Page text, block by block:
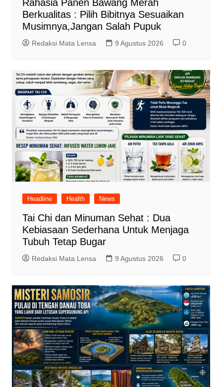
Rahasia Panen Bawang Merah
Berkualitas : Pilih Bibitnya Sesuaikan
Musimnya,Jangan Salah Pupuk
Redaksi Mata Lensa 9 Agustus 2026 0
Headline Health News
Tai Chi dan Minuman Sehat : Dua
Kebiasaan Sederhana Untuk Menjaga
Tubuh Tetap Bugar
Redaksi Mata Lensa 9 Agustus 2026 0